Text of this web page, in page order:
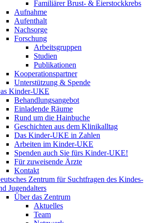
Familiärer Brust- & Eierstockkrebs
Aufnahme
Aufenthalt
Nachsorge
Forschung
Arbeitsgruppen
Studien
Publikationen
Kooperationspartner
Unterstützung & Spende
Kinder-UKE
Behandlungsangebot
Einladende Räume
Rund um die Hainbuche
Geschichten aus dem Klinikalltag
Das Kinder-UKE in Zahlen
Arbeiten im Kinder-UKE
Spenden auch Sie fürs Kinder-UKE!
Für zuweisende Ärzte
Kontakt
Zentrum für Suchtfragen des Kindes-
Jugendalters
Über das Zentrum
Aktuelles
Team